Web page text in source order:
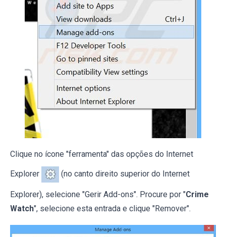
Clique no ícone "ferramenta" das opções do Internet
Explorer (no canto direito superior do Internet
Explorer), selecione "Gerir Add-ons". Procure por "Crime
Watch", selecione esta entrada e clique "Remover".